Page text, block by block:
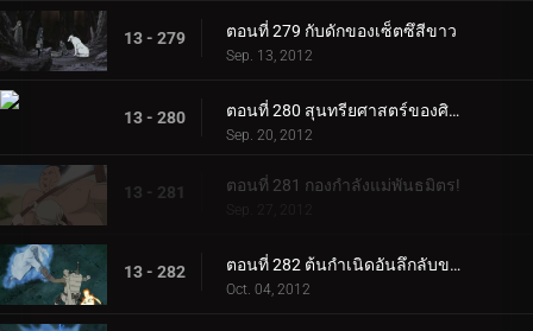
13 - 279 ตอนที่ 279 กับดักของเซ็ตซึสีขาว
Sep. 13, 2012
13 - 280 ตอนที่ 280 สุนทรียศาสตร์ของศิลปิน
Sep. 20, 2012
13 - 281 ตอนที่ 281 กองกำลังแม่พันธมิตร!
Sep. 27, 2012
13 - 282 ตอนที่ 282 ต้นกำเนิดอันลึกลับของสุดยอดแท็กทีม!
Oct. 04, 2012